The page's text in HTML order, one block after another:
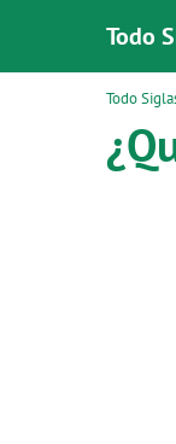
Todo
Todo